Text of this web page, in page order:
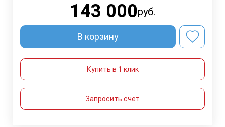
143 000руб.
В корзину
Купить в 1 клик
Запросить счет